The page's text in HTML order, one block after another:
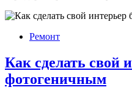
Ремонт
Как сделать свой
фотогеничным